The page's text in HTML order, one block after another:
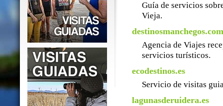
Guía de servicios
Vieja.
destinosmanchegos.com
Agencia de Viajes
servicios turísticos.
ecodestinos.es
Servicio de visitas
lagunasderuidera.es